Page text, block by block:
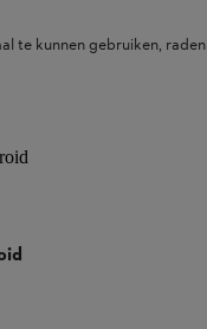
te kunnen gebruiken, raden